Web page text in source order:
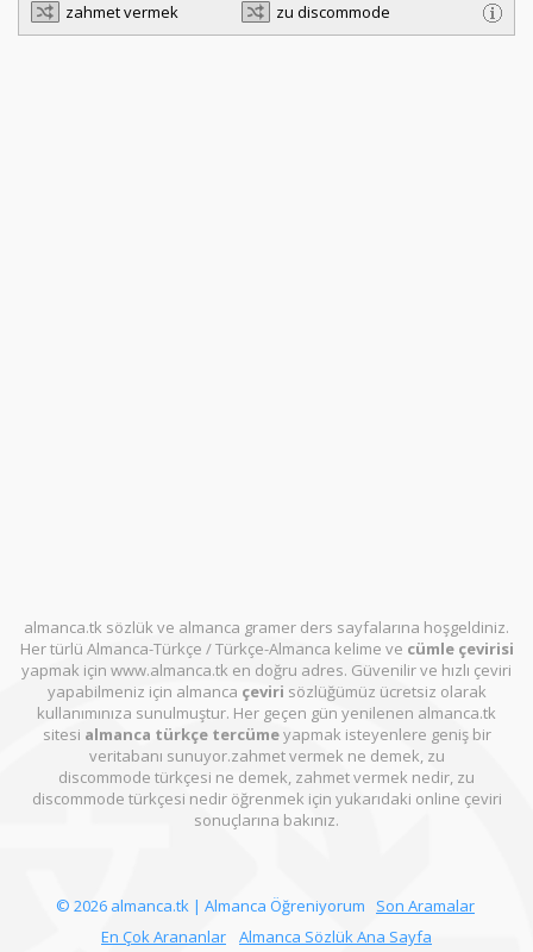
zahmet vermek zu discommode
almanca.tk sözlük ve almanca gramer ders sayfalarına hoşgeldiniz.
Her türlü Almanca-Türkçe / Türkçe-Almanca kelime ve cümle çevirisi
yapmak için www.almanca.tk en doğru adres. Güvenilir ve hızlı çeviri
yapabilmeniz için almanca çeviri sözlüğümüz ücretsiz olarak
kullanımınıza sunulmuştur. Her geçen gün yenilenen almanca.tk
sitesi almanca türkçe tercümeyapmak isteyenlere geniş bir
veritabanı sunuyor.zahmet vermek ne demek, zu
discommode türkçesi ne demek, zahmet vermek nedir, zu
discommode türkçesi nedir öğrenmek için yukarıdaki online çeviri
sonuçlarına bakınız.
© 2026 almanca.tk | Almanca Öğreniyorum
Son Aramalar
En Çok Arananlar
Almanca Sözlük Ana Sayfa